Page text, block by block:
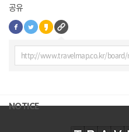
공유
http://www.travelmap.co.kr/
NOTICE